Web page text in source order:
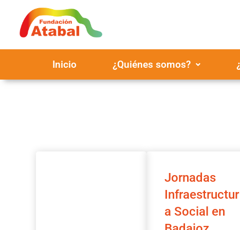
Inicio ¿Quiénes somos?
Jornadas
Infraestructur
a Social en